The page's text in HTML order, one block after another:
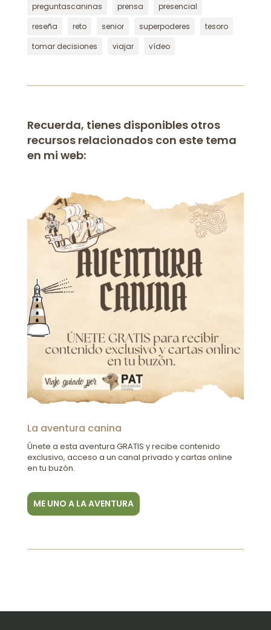
preguntascaninas
prensa
presencial
reseña
reto senior superpoderes
tesoro
tomar decisiones
viajar vídeo
Recuerda, tienes disponibles otros
recursos relacionados con este tema
en mi web:
La aventura canina
Únete a esta aventura GRATIS y recibe contenido
exclusivo, acceso a un canal privado y cartas online
en tu buzón.
ME UNO A LA AVENTURA